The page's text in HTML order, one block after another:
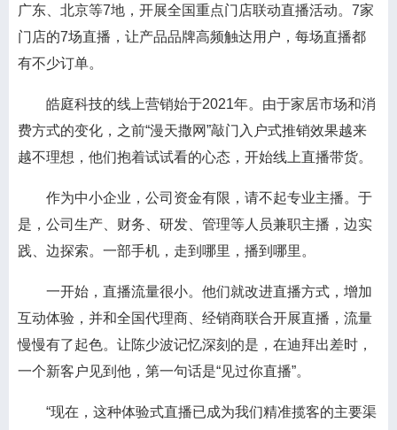
广东、北京等7地，开展全国重点门店联动直播活动。7家
门店的7场直播，让产品品牌高频触达用户，每场直播都
有不少订单。
皓庭科技的线上营销始于2021年。由于家居市场和消
费方式的变化，之前“漫天撒网”敲门入户式推销效果越来
越不理想，他们抱着试试看的心态，开始线上直播带货。
作为中小企业，公司资金有限，请不起专业主播。于
是，公司生产、财务、研发、管理等人员兼职主播，边实
践、边探索。一部手机，走到哪里，播到哪里。
一开始，直播流量很小。他们就改进直播方式，增加
互动体验，并和全国代理商、经销商联合开展直播，流量
慢慢有了起色。让陈少波记忆深刻的是，在迪拜出差时，
一个新客户见到他，第一句话是“见过你直播”。
“现在，这种体验式直播已成为我们精准揽客的主要渠